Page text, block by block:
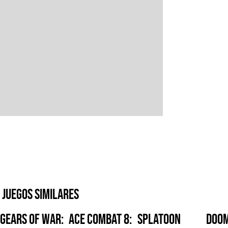
Juegos similares
Gears of War: Ace Combat 8: Splatoon